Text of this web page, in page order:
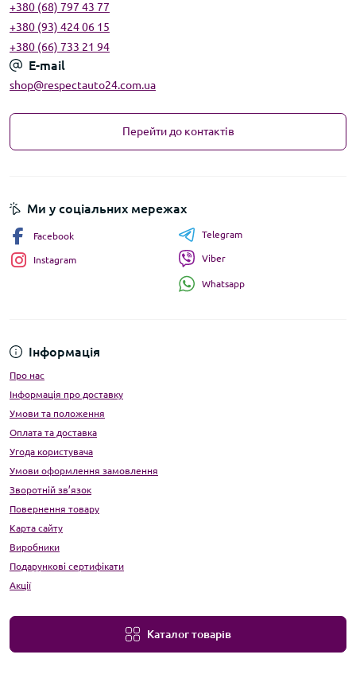
+380 (68) 797 43 77
+380 (93) 424 06 15
+380 (66) 733 21 94
E-mail
shop@respectauto24.com.ua
Перейти до контактів
Інформація
Про нас
Інформація про доставку
Умови та положення
Оплата та доставка
Угода користувача
Умови оформлення замовлення
Зворотній зв’язок
Повернення товару
Карта сайту
Виробники
Подарункові сертифікати
Акції
Каталог товарів
Ми у соціальних мережах
Facebook
Instagram
Telegram
Viber
Whatsapp